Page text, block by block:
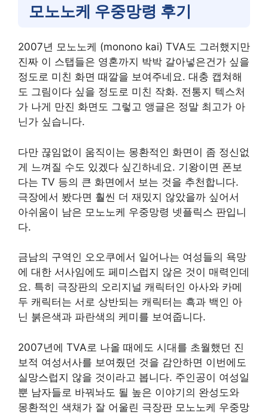
모노노케 우중망령 후기
2007년 모노노케 (monono kai) TVA도 그러했지만
진짜 이 스탭들은 영혼까지 박박 갈아넣은건가 싶을
정도로 미친 화면 때깔을 보여주네요. 대충 캡쳐해
도 그림이다 싶을 정도로 미친 작화. 전통지 텍스처
가 나게 만진 화면도 그렇고 앵글은 정말 최고가 아
닌가 싶습니다.
다만 끊임없이 움직이는 몽환적인 화면이 좀 정신없
게 느껴질 수도 있겠다 싶긴하네요. 기왕이면 폰보
다는 TV 등의 큰 화면에서 보는 것을 추천합니다.
극장에서 봤다면 훨씬 더 재밌지 않았을까 싶어서
아쉬움이 남은 모노노케 우중망령 넷플릭스 판입니
다.
금남의 구역인 오오쿠에서 일어나는 여성들의 욕망
에 대한 서사임에도 페미스럽지 않은 것이 매력인데
요. 특히 극장판의 오리지널 캐릭터인 아사와 카메
두 캐릭터는 서로 상반되는 캐릭터는 흑과 백인 아
닌 붉은색과 파란색의 케미를 보여줍니다.
2007년에 TVA로 나올 때에도 시대를 초월했던 진
보적 여성서사를 보여줬던 것을 감안하면 이번에도
실망스럽지 않을 것이라고 봅니다. 주인공이 여성일
뿐 남자들로 바꿔놔도 될 높은 이야기의 완성도와
몽환적인 색채가 잘 어울린 극장판 모노노케 우중망